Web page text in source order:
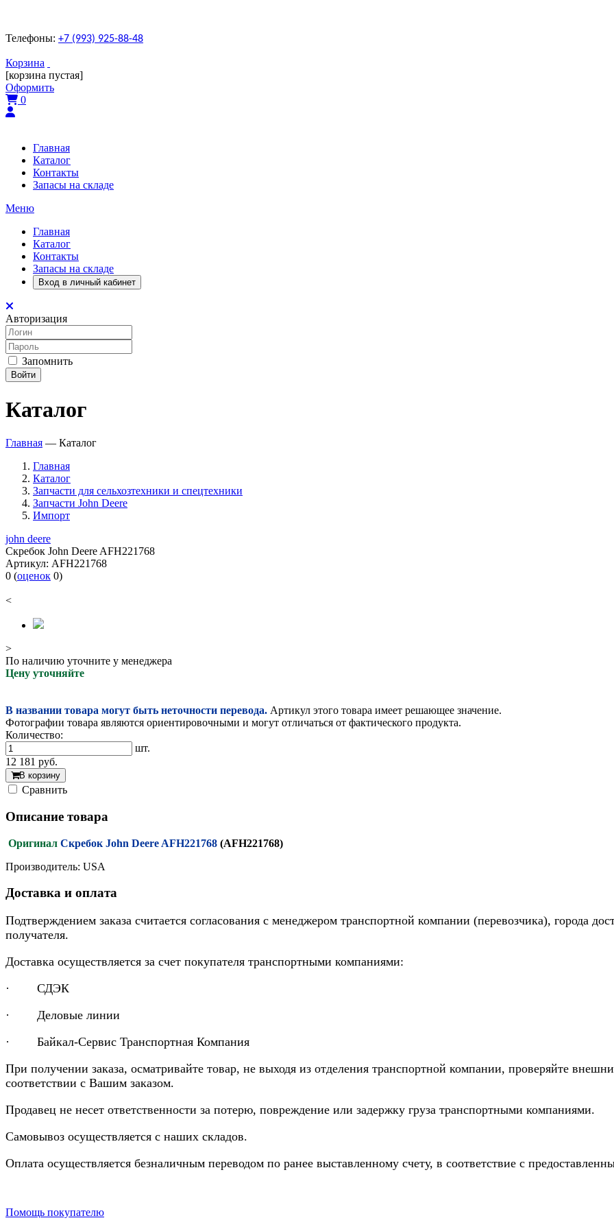
Телефоны: +7 (993) 925-88-48
Корзина
[корзина пустая]
Оформить
0
Главная
Каталог
Контакты
Запасы на складе
Меню
Главная
Каталог
Контакты
Запасы на складе
Вход в личный кабинет
Авторизация
Запомнить
Войти
Каталог
Главная — Каталог
Главная
Каталог
Запчасти для сельхозтехники и спецтехники
Запчасти John Deere
Импорт
john deere
Скребок John Deere AFH221768
Артикул: AFH221768
0 (оценок 0)
<
>
По наличию уточните у менеджера
Цену уточняйте
В названии товара могут быть неточности перевода. Артикул этого товара имеет решающее значение.
Фотографии товара являются ориентировочными и могут отличаться от фактического продукта.
Количество:
шт.
12 181 руб.
В корзину
Cравнить
Описание товара
Оригинал Скребок John Deere AFH221768 (AFH221768)
Производитель: USA
Доставка и оплата
Подтверждением заказа считается согласования с менеджером транспортной компании (перевозчика), города
получателя.
Доставка осуществляется за счет покупателя транспортными компаниями:
· СДЭК
· Деловые линии
· Байкал-Сервис Транспортная Компания
При получении заказа, осматривайте товар, не выходя из отделения транспортной компании, проверяйте
соответствии с Вашим заказом.
Продавец не несет ответственности за потерю, повреждение или задержку груза транспортными компаниями.
Самовывоз осуществляется с наших складов.
Оплата осуществляется безналичным переводом по ранее выставленному счету, в соответствие с
Помощь покупателю